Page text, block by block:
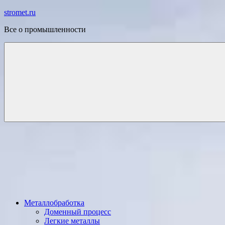
Перейти
содержимому
stromet.ru
Все о промышленности
Металлобработка
Доменный процесс
Легкие металлы